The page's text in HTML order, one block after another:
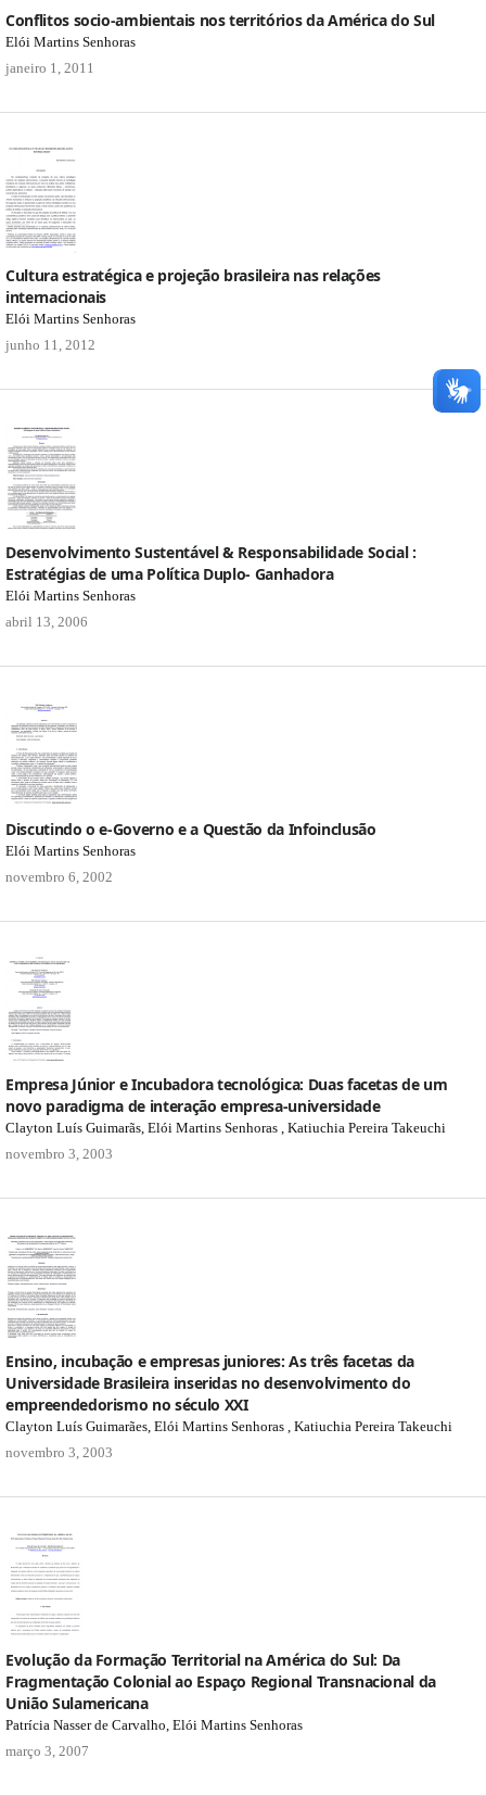
Conflitos socio-ambientais nos territórios da América do Sul
Elói Martins Senhoras
janeiro 1, 2011
Cultura estratégica e projeção brasileira nas relações
internacionais
Elói Martins Senhoras
junho 11, 2012
Desenvolvimento Sustentável & Responsabilidade Social :
Estratégias de uma Política Duplo- Ganhadora
Elói Martins Senhoras
abril 13, 2006
Discutindo o e-Governo e a Questão da Infoinclusão
Elói Martins Senhoras
novembro 6, 2002
Empresa Júnior e Incubadora tecnológica: Duas facetas de um
novo paradigma de interação empresa-universidade
Clayton Luís Guimarãs, Elói Martins Senhoras , Katiuchia Pereira Takeuchi
novembro 3, 2003
Ensino, incubação e empresas juniores: As três facetas da
Universidade Brasileira inseridas no desenvolvimento do
empreendedorismo no século XXI
Clayton Luís Guimarães, Elói Martins Senhoras , Katiuchia Pereira Takeuchi
novembro 3, 2003
Evolução da Formação Territorial na América do Sul: Da
Fragmentação Colonial ao Espaço Regional Transnacional da
União Sulamericana
Patrícia Nasser de Carvalho, Elói Martins Senhoras
março 3, 2007